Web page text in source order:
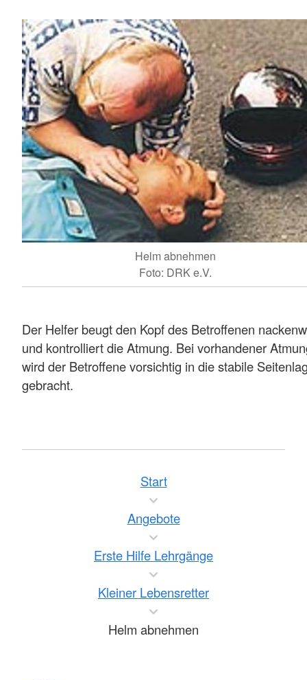
Helm abnehmen
Foto: DRK e.V.
Der Helfer beugt den Kopf des Betroffenen
und kontrolliert die Atmung. Bei vorhandener
wird der Betroffene vorsichtig in die stabile
gebracht.
Start
Angebote
Erste Hilfe Lehrgänge
Kleiner Lebensretter
Helm abnehmen